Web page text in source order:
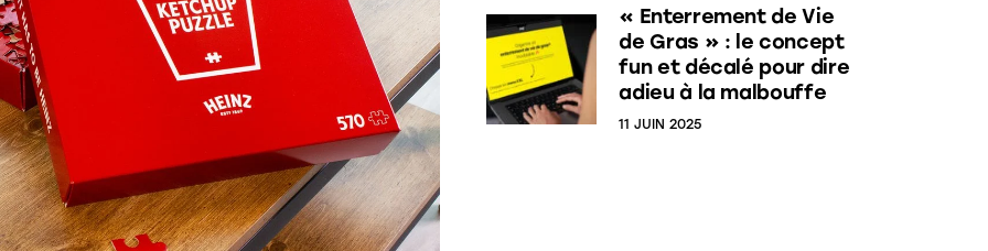
« Enterrement de Vie
de Gras » : le concept
fun et décalé pour dire
adieu à la malbouffe
11 JUIN 2025